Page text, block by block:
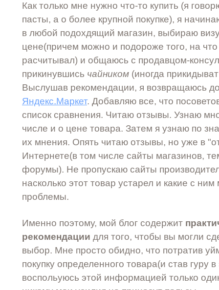
Как только мне нужно что-то купить (я
пасты, а о более крупной покупке), я
в любой подохдящий магазин, выбираю
цене(причем можно и подороже того, на
расчитывал) и общаюсь с продавцом-
прикинувшись чайником (иногда
Выслушав рекомендации, я возвращаюсь
Яндекс.Маркет. Добавляю все, что
список сравнения. Читаю отзывы. Узнаю
числе и о цене товара. Затем я узнаю по
их мнения. Опять читаю отзывы, но уже в
Интернете(в том числе сайты магазинов,
форумы). Не пропускаю сайты
насколько этот товар устарел и какие с ним
проблемы.
Именно поэтому, мой блог содержит
рекомендации для того, чтобы вы могли
выбор. Мне просто обидно, что потратив
покупку определенного товара(и став гуру
воспольуюсь этой информацией только